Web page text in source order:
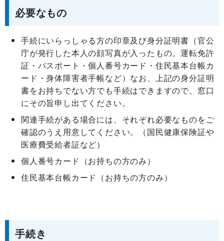
必要なもの
手続にいらっしゃる方の印章及び身分証明書（官公
庁が発行した本人の顔写真が入ったもの。運転免許
証・パスポート・個人番号カード・住民基本台帳カ
ード・身体障害者手帳など）なお、上記の身分証明
書をお持ちでない方でも手続はできますので、窓口
にその旨申し出てください。
関連手続がある場合には、それぞれ必要なものをご
確認のうえ用意してください。（国民健康保険証や
医療費受給者証など）
個人番号カード（お持ちの方のみ）
住民基本台帳カード（お持ちの方のみ）
手続き